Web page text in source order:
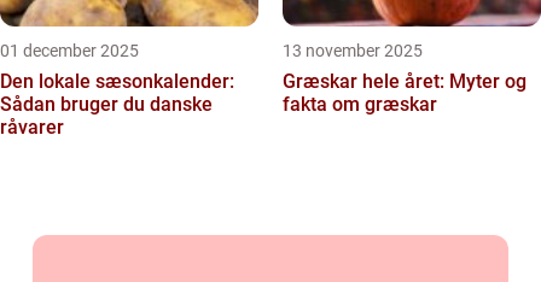
01 december 2025
Den lokale sæsonkalender:
Sådan bruger du danske
råvarer
13 november 2025
Græskar hele året: Myter og
fakta om græskar